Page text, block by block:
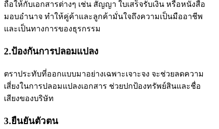
ถือให้กับเอกสารต่างๆ เช่น สัญญา ใบเสร็จรับเงิน หรือหนังสือ
มอบอำนาจ ทำให้คู่ค้าและลูกค้ามั่นใจถึงความเป็นมืออาชีพ
และเป็นทางการของธุรกรรม
2.ป้องกันการปลอมแปลง
ตราประทับที่ออกแบบมาอย่างเฉพาะเจาะจง จะช่วยลดความ
เสี่ยงในการปลอมแปลงเอกสาร ช่วยปกป้องทรัพย์สินและชื่อ
เสียงของบริษัท
3.ยืนยันตัวตน